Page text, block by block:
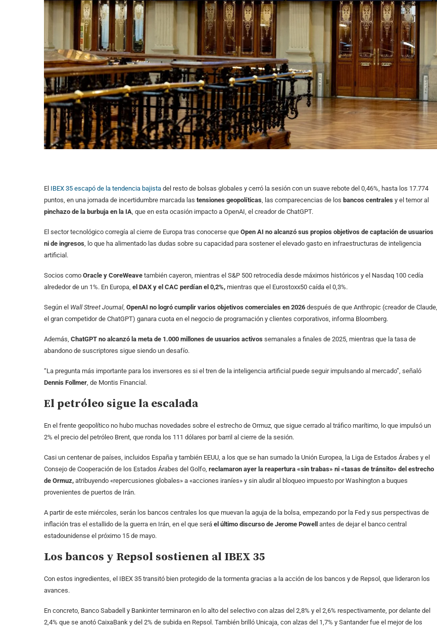
El IBEX 35 escapó de la tendencia bajista del resto de bolsas globales y cerró la sesión con un suave rebote del 0,46%, hasta los 17.774
puntos, en una jornada de incertidumbre marcada las tensiones geopolíticas , las comparecencias de los bancos centrales y el temor al
pinchazo de la burbuja en la IA , que en esta ocasión impacto a OpenAI, el creador de ChatGPT.
El sector tecnológico corregía al cierre de Europa tras conocerse que Open AI no alcanzó sus propios objetivos de captación de usuarios
ni de ingresos , lo que ha alimentado las dudas sobre su capacidad para sostener el elevado gasto en infraestructuras de inteligencia
artificial.
Socios como Oracle y CoreWeave también cayeron, mientras el S&P 500 retrocedía desde máximos históricos y el Nasdaq 100 cedía
alrededor de un 1%. En Europa, el DAX y el CAC perdían el 0,2%, mientras que el Eurostoxx50 caída el 0,3%.
Según el Wall Street Journal OpenAI no logró cumplir varios objetivos comerciales en 2026 después de que Anthropic (creador de Claude,
el gran competidor de ChatGPT) ganara cuota en el negocio de programación y clientes corporativos, informa Bloomberg.
Además, ChatGPT no alcanzó la meta de 1.000 millones de usuarios activos semanales a finales de 2025, mientras que la tasa de
abandono de suscriptores sigue siendo un desafío.
“La pregunta más importante para los inversores es si el tren de la inteligencia artificial puede seguir impulsando al mercado”, señaló
Dennis Follmer , de Montis Financial.
El petróleo sigue la escalada
En el frente geopolítico no hubo muchas novedades sobre el estrecho de Ormuz, que sigue cerrado al tráfico marítimo, lo que impulsó un
2% el precio del petróleo Brent, que ronda los 111 dólares por barril al cierre de la sesión.
Casi un centenar de países, incluidos España y también EEUU, a los que se han sumado la Unión Europea, la Liga de Estados Árabes y el
Consejo de Cooperación de los Estados Árabes del Golfo, reclamaron ayer la reapertura «sin trabas» ni «tasas de tránsito» del estrecho
de Ormuz, atribuyendo «repercusiones globales» a «acciones iraníes» y sin aludir al bloqueo impuesto por Washington a buques
provenientes de puertos de Irán.
A partir de este miércoles, serán los bancos centrales los que muevan la aguja de la bolsa, empezando por la Fed y sus perspectivas de
inflación tras el estallido de la guerra en Irán, en el que será el último discurso de Jerome Powell antes de dejar el banco central
estadounidense el próximo 15 de mayo.
Los bancos y Repsol sostienen al IBEX 35
Con estos ingredientes, el IBEX 35 transitó bien protegido de la tormenta gracias a la acción de los bancos y de Repsol, que lideraron los
avances.
En concreto, Banco Sabadell y Bankinter terminaron en lo alto del selectivo con alzas del 2,8% y el 2,6% respectivamente, por delante del
2,4% que se anotó CaixaBank y del 2% de subida en Repsol. También brilló Unicaja, con alzas del 1,7% y Santander fue el mejor de los